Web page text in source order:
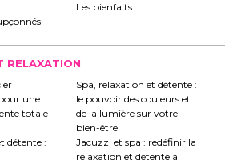
Les bienfaits
RELAXATION
une
totale
Spa, relaxation et détente :
le pouvoir des couleurs et
de la lumière sur votre
bien-être
détente :
Jacuzzi et spa : redéfinir la
relaxation et détente à